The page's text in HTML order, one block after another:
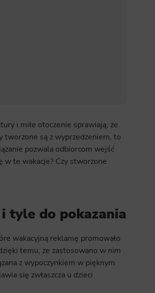
i miłe otoczenie sprawiają, że
tworzone są z wyprzedzeniem, to
pozwala odbiorcom wejść
w te wakacje? Czy stworzone
tyle do pokazania
wakacyjną reklamę promowało
temu, że zastosowano w nim
z wypoczynkiem w pięknym
się zwłaszcza u dzieci